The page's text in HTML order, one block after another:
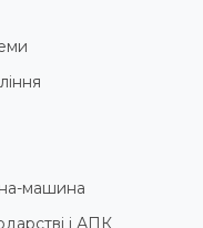
машина
і АПК